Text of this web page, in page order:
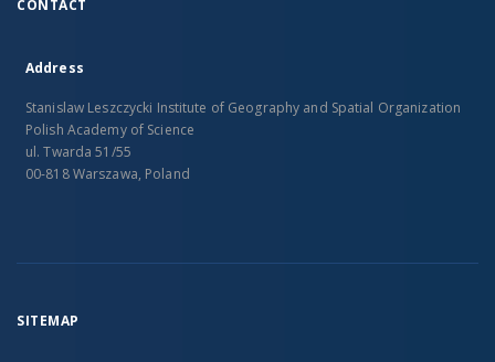
CONTACT
Address
Stanislaw Leszczycki Institute of Geography and Spatial Organization
Polish Academy of Science
ul. Twarda 51/55
00-818 Warszawa, Poland
SITEMAP